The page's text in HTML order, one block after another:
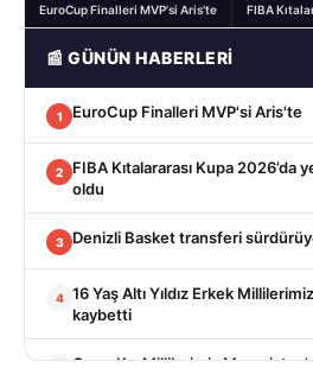
EuroCup Finalleri MVP'si Aris'te FIBA
📰 GÜNÜN HABERLERİ
1 EuroCup Finalleri MVP'si Aris'te
2
FIBA Kıtalararası Kupa 2026’da
oldu
3 Denizli Basket transferi
4
16 Yaş Altı Yıldız Erkek
kaybetti
Genç Kız Millilerimiz